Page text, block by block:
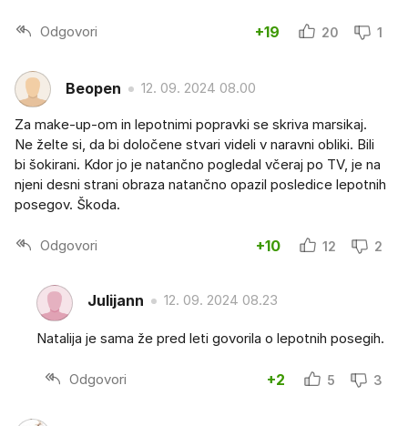
Odgovori +19 20 1
Beopen 12. 09. 2024 08.00
Za make-up-om in lepotnimi popravki se skriva marsikaj.
Ne želte si, da bi določene stvari videli v naravni obliki. Bili
bi šokirani. Kdor jo je natančno pogledal včeraj po TV, je na
njeni desni strani obraza natančno opazil posledice lepotnih
posegov. Škoda.
Odgovori +10 12 2
Julijann 12. 09. 2024 08.23
Natalija je sama že pred leti govorila o lepotnih posegih.
Odgovori +2 5 3